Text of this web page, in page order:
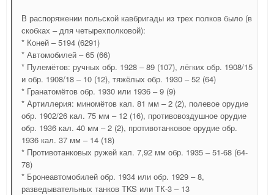
В распоряжении польской кавбригады из трех полков было (в
скобках – для четырехполковой):
* Коней – 5194 (6291)
* Автомобилей – 65 (66)
* Пулемётов: ручных обр. 1928 – 89 (107), лёгких обр. 1908/15
и обр. 1908/18 – 10 (12), тяжёлых обр. 1930 – 52 (64)
* Гранатомётов обр. 1930 или 1936 – 9 (9)
* Артиллерия: миномётов кал. 81 мм – 2 (2), полевое орудие
обр. 1902/26 кал. 75 мм – 12 (16), противовоздушное орудие
обр. 1936 кал. 40 мм – 2 (2), противотанковое орудие обр.
1936 кал. 37 мм – 14 (18)
* Противотанковых ружей кал. 7,92 мм обр. 1935 – 51-68 (64-
78)
* Бронеавтомобилей обр. 1934 или обр. 1929 – 8,
разведывательных танков TKS или ТК-3 – 13